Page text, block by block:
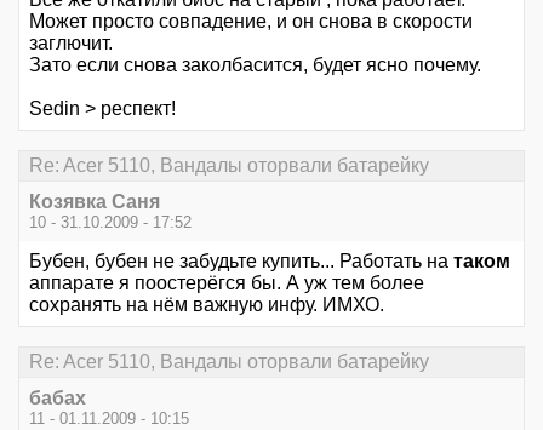
Может просто совпадение, и он снова в скорости
заглючит.
Зато если снова заколбасится, будет ясно почему.
Sedin > респект!
Re: Acer 5110, Вандалы оторвали батарейку
Козявка Саня
10 - 31.10.2009 - 17:52
Бубен, бубен не забудьте купить... Работать на таком
аппарате я поостерёгся бы. А уж тем более
сохранять на нём важную инфу. ИМХО.
Re: Acer 5110, Вандалы оторвали батарейку
бабах
11 - 01.11.2009 - 10:15